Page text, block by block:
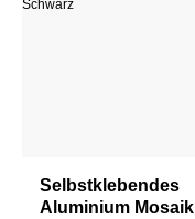
Selbstklebendes
Aluminium Mosaik